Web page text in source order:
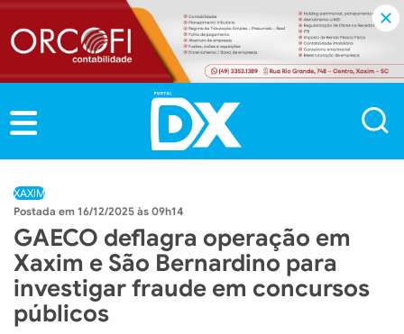
XAXIM
16/12/2025 às 09h14
GAECO deflagra operação em
Xaxim e São Bernardino para
investigar fraude em concursos
públicos